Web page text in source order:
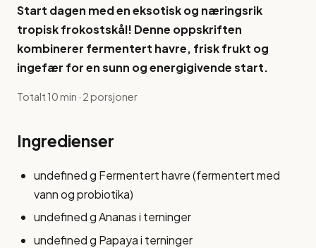
Start dagen med en eksotisk og næringsrik
tropisk frokostskål! Denne oppskriften
kombinerer fermentert havre, frisk frukt og
ingefær for en sunn og energigivende start.
Totalt 10 min · 2 porsjoner
Ingredienser
undefined g Fermentert havre (fermentert med
vann og probiotika)
undefined g Ananas i terninger
undefined g Papaya i terninger